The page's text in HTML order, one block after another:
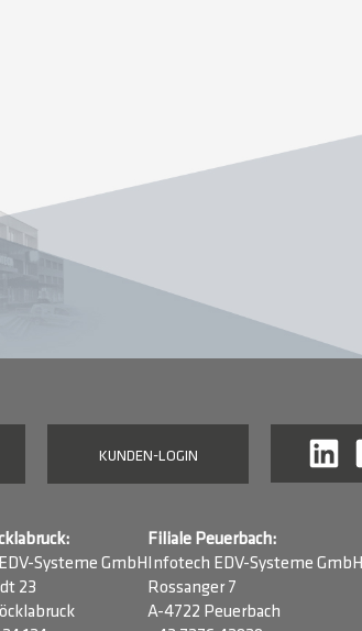
KUNDEN-LOGIN
Systeme GmbH
23
Filiale Peuerbach:
Infotech EDV-Systeme GmbH
Rossanger 7
A-4722 Peuerbach